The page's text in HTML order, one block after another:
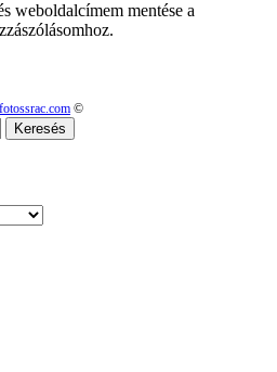
weboldalcímem mentése a
fotossrac.com ©
Keresés